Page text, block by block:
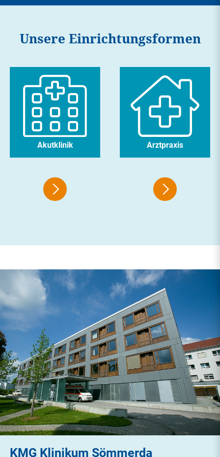
Unsere Einrichtungsformen
Akutklinik Arztpraxis
KMG Klinikum Sömmerda